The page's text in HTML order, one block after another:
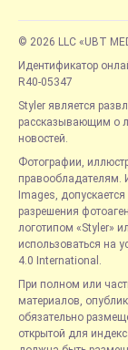
© 2026 LLC «UBT
Идентификатор
R40-05347
Styler является
рассказывающим о
новостей.
Фотографии,
правообладателям.
Images,
разрешения
логотипом «Styler»
использоваться на
4.0 International.
При полном или
материалов,
обязательно
открытой для